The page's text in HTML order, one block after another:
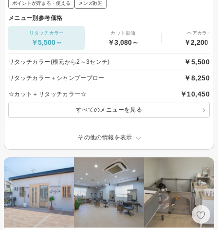
ポイントが貯まる・使える メンズ歓迎
メニュー別参考価格
リタッチカラー
￥5,500～
カット単価
￥3,080～
ヘアカラー
￥2,200～
リタッチカラー(根元から2～3センチ) ￥5,500
リタッチカラー＋シャンプーブロー ￥8,250
☆カット＋リタッチカラー☆ ￥10,450
すべてのメニューを見る
その他の情報を表示